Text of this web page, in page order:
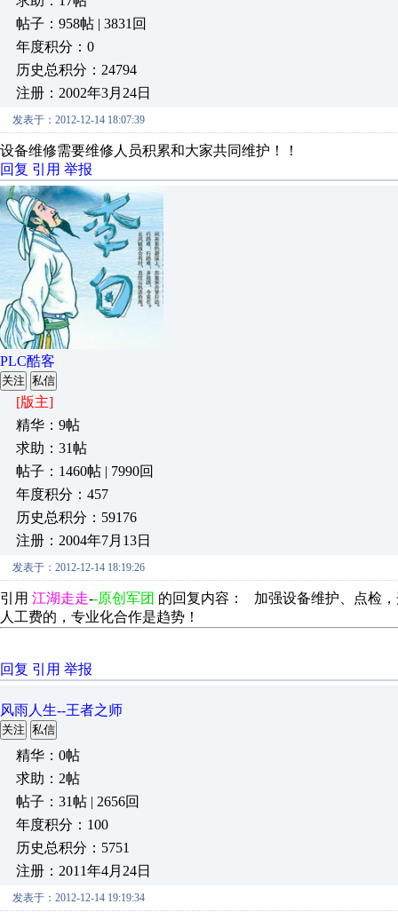
帖子：958帖 | 3831回
年度积分：0
历史总积分：24794
注册：2002年3月24日
发表于：2012-12-14 18:07:39
设备维修需要维修人员积累和大家共同维护！！
回复 引用 举报
PLC酷客
关注 私信
[版主]
精华：9帖
求助：31帖
帖子：1460帖 | 7990回
年度积分：457
历史总积分：59176
注册：2004年7月13日
发表于：2012-12-14 18:19:26
引用 江湖走走--原创军团 的回复内容： 加强设备维护、点检
人工费的，专业化合作是趋势！
回复 引用 举报
风雨人生--王者之师
关注 私信
精华：0帖
求助：2帖
帖子：31帖 | 2656回
年度积分：100
历史总积分：5751
注册：2011年4月24日
发表于：2012-12-14 19:19:34